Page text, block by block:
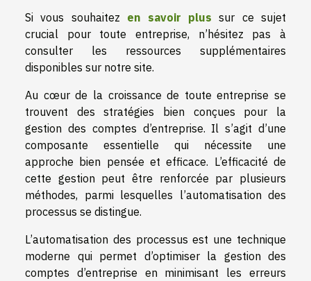
Si vous souhaitez en savoir plus sur ce sujet
crucial pour toute entreprise, n’hésitez pas à
consulter les ressources supplémentaires
disponibles sur notre site.
Au cœur de la croissance de toute entreprise se
trouvent des stratégies bien conçues pour la
gestion des comptes d’entreprise. Il s’agit d’une
composante essentielle qui nécessite une
approche bien pensée et efficace. L’efficacité de
cette gestion peut être renforcée par plusieurs
méthodes, parmi lesquelles l’automatisation des
processus se distingue.
L’automatisation des processus est une technique
moderne qui permet d’optimiser la gestion des
comptes d’entreprise en minimisant les erreurs